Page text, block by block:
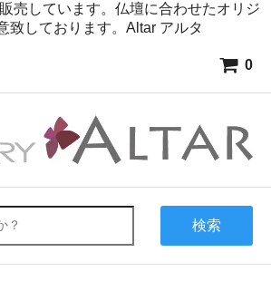
売しています。仏壇に合わせたオリジ
致しております。Altar アルタ
0
検索